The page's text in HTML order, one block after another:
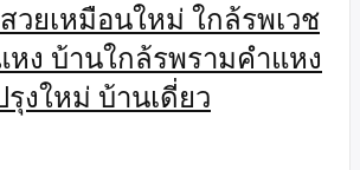
วยเหมือนใหม่ ใกล้รพเวช
หง บ้านใกล้รพรามคำแหง
งใหม่ บ้านเดี่ยว